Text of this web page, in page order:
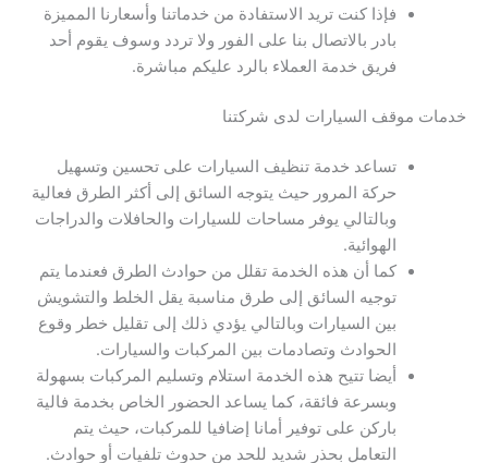
فإذا كنت تريد الاستفادة من خدماتنا وأسعارنا المميزة
بادر بالاتصال بنا على الفور ولا تردد وسوف يقوم أحد
فريق خدمة العملاء بالرد عليكم مباشرة.
خدمات موقف السيارات لدى شركتنا
تساعد خدمة تنظيف السيارات على تحسين وتسهيل
حركة المرور حيث يتوجه السائق إلى أكثر الطرق فعالية
وبالتالي يوفر مساحات للسيارات والحافلات والدراجات
الهوائية.
كما أن هذه الخدمة تقلل من حوادث الطرق فعندما يتم
توجيه السائق إلى طرق مناسبة يقل الخلط والتشويش
بين السيارات وبالتالي يؤدي ذلك إلى تقليل خطر وقوع
الحوادث وتصادمات بين المركبات والسيارات.
أيضا تتيح هذه الخدمة استلام وتسليم المركبات بسهولة
وبسرعة فائقة، كما يساعد الحضور الخاص بخدمة فالية
باركن على توفير أمانا إضافيا للمركبات، حيث يتم
التعامل بحذر شديد للحد من حدوث تلفيات أو حوادث.